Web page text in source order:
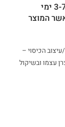
זמן האספקה המשוער עם שליח עד הבית 3-7 ימי
המוצר
הכיסוי –
עצמו ובשיקול